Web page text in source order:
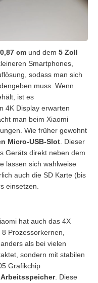
cm und dem 5 Zoll
Smartphones,
sodass man sich
muss. Wenn
ist es
4K Display erwarten
man beim Xiaomi
Wie früher gewohnt
Micro-USB-Slot . Dieser
Geräts direkt neben dem
lassen sich wahlweise
auch die SD Karte (bis
einsetzen.
hat auch das 4X
Prozessorkernen,
als bei vielen
sondern mit stabilen
Grafikchip
Arbeitsspeicher. Diese